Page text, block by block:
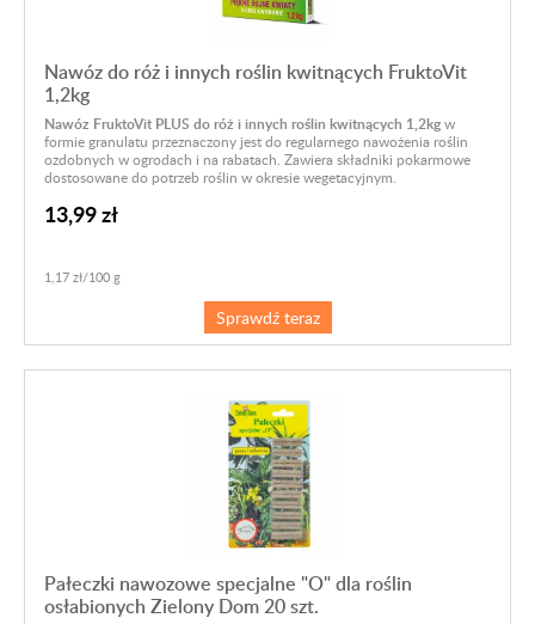
Nawóz do róż i innych roślin kwitnących FruktoVit
1,2kg
Nawóz FruktoVit PLUS do róż i innych roślin kwitnących 1,2kgw
formie granulatu przeznaczony jest do regularnego nawożenia roślin
ozdobnych w ogrodach i na rabatach. Zawiera składniki pokarmowe
dostosowane do potrzeb roślin w okresie wegetacyjnym.
13,99 zł
1,17 zł/100 g
Sprawdź teraz
Pałeczki nawozowe specjalne "O" dla roślin
osłabionych Zielony Dom 20 szt.